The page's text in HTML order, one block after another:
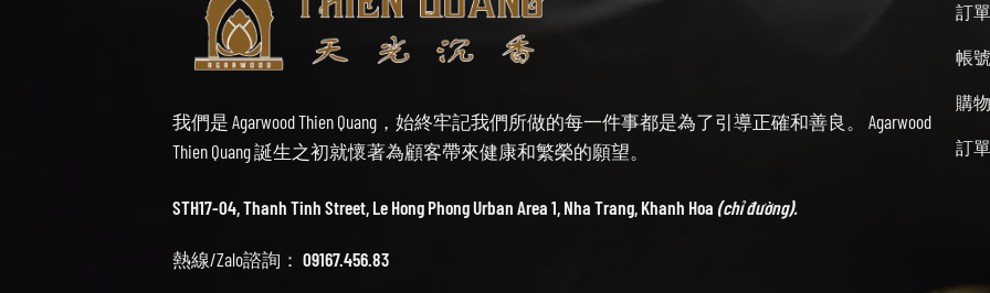
我們是 Agarwood Thien Quang，始終牢記我們所做的每一件事都是為了引導正確和善良。 Agarwood
Thien Quang 誕生之初就懷著為顧客帶來健康和繁榮的願望。
STH17-04, Thanh Tinh Street, Le Hong Phong Urban Area 1, Nha Trang, Khanh Hoa (chỉ đường).
熱線/Zalo諮詢： 09167.456.83
訂單
帳號
購
訂